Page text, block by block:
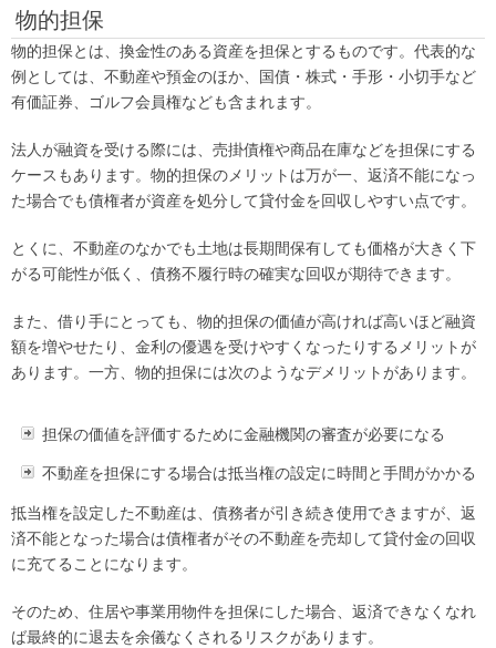
物的担保
物的担保とは、換金性のある資産を担保とするものです。代表的な
例としては、不動産や預金のほか、国債・株式・手形・小切手など
有価証券、ゴルフ会員権なども含まれます。
法人が融資を受ける際には、売掛債権や商品在庫などを担保にする
ケースもあります。物的担保のメリットは万が一、返済不能になっ
た場合でも債権者が資産を処分して貸付金を回収しやすい点です。
とくに、不動産のなかでも土地は長期間保有しても価格が大きく下
がる可能性が低く、債務不履行時の確実な回収が期待できます。
また、借り手にとっても、物的担保の価値が高ければ高いほど融資
額を増やせたり、金利の優遇を受けやすくなったりするメリットが
あります。一方、物的担保には次のようなデメリットがあります。
担保の価値を評価するために金融機関の審査が必要になる
不動産を担保にする場合は抵当権の設定に時間と手間がかかる
抵当権を設定した不動産は、債務者が引き続き使用できますが、返
済不能となった場合は債権者がその不動産を売却して貸付金の回収
に充てることになります。
そのため、住居や事業用物件を担保にした場合、返済できなくなれ
ば最終的に退去を余儀なくされるリスクがあります。